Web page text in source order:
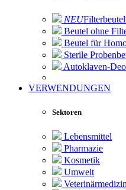
NEU
Beutel ohne
Beutel für
Sterile
Autoklaven-
VERWENDUNGEN
Sektoren
Lebensmittel
Pharmazie
Kosmetik
Umwelt